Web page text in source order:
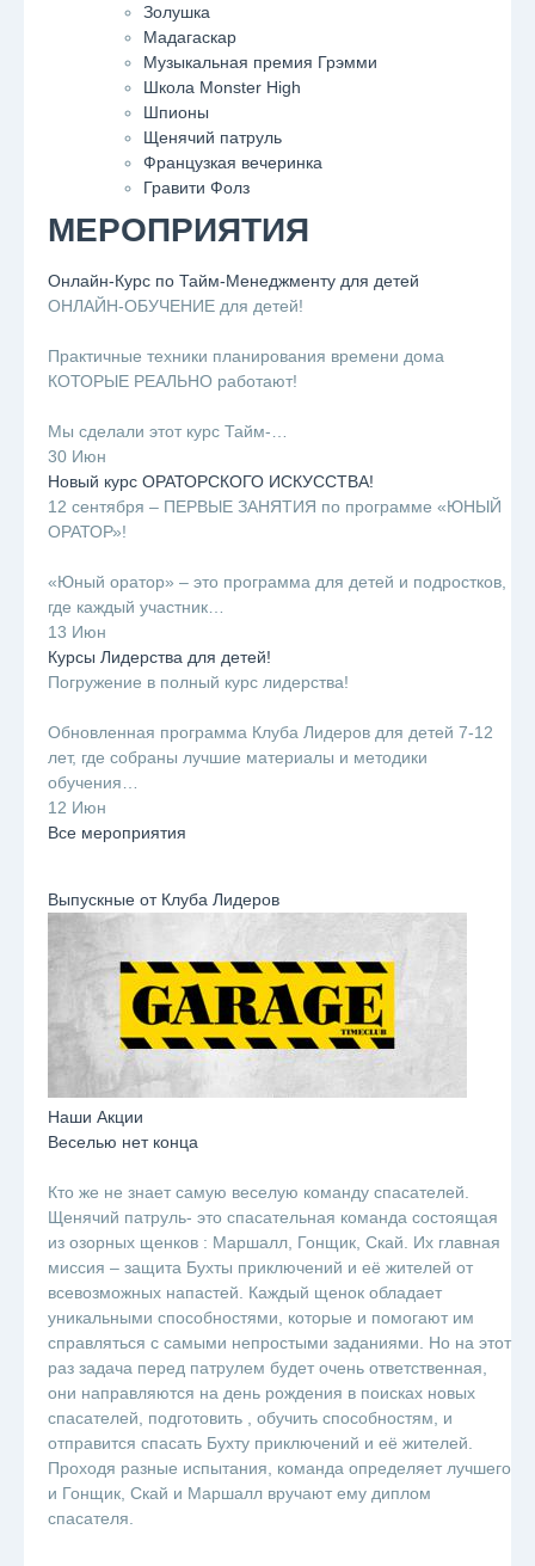
Золушка
Мадагаскар
Музыкальная премия Грэмми
Школа Monster High
Шпионы
Щенячий патруль
Французкая вечеринка
Гравити Фолз
МЕРОПРИЯТИЯ
Онлайн-Курс по Тайм-Менеджменту для детей
ОНЛАЙН-ОБУЧЕНИЕ для детей!
Практичные техники планирования времени дома
КОТОРЫЕ РЕАЛЬНО работают!
Мы сделали этот курс Тайм-…
30 Июн
Новый курс ОРАТОРСКОГО ИСКУССТВА!
12 сентября – ПЕРВЫЕ ЗАНЯТИЯ по программе «ЮНЫЙ
ОРАТОР»!
«Юный оратор» – это программа для детей и подростков,
где каждый участник…
13 Июн
Курсы Лидерства для детей!
Погружение в полный курс лидерства!
Обновленная программа Клуба Лидеров для детей 7-12
лет, где собраны лучшие материалы и методики
обучения…
12 Июн
Все мероприятия
Выпускные от Клуба Лидеров
Наши Акции
Веселью нет конца
Кто же не знает самую веселую команду спасателей.
Щенячий патруль- это спасательная команда состоящая
из озорных щенков : Маршалл, Гонщик, Скай. Их главная
миссия – защита Бухты приключений и её жителей от
всевозможных напастей. Каждый щенок обладает
уникальными способностями, которые и помогают им
справляться с самыми непростыми заданиями. Но на этот
раз задача перед патрулем будет очень ответственная,
они направляются на день рождения в поисках новых
спасателей, подготовить , обучить способностям, и
отправится спасать Бухту приключений и её жителей.
Проходя разные испытания, команда определяет лучшего
и Гонщик, Скай и Маршалл вручают ему диплом
спасателя.